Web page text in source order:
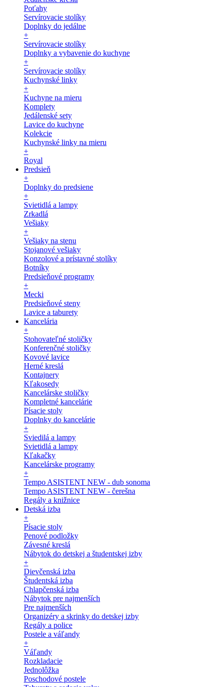
Poťahy
Servírovacie stolíky
Doplnky do jedálne
+
Servírovacie stolíky
Doplnky a vybavenie do kuchyne
+
Servírovacie stolíky
Kuchynské linky
+
Kuchyne na mieru
Komplety
Jedálenské sety
Lavice do kuchyne
Kolekcie
Kuchynské linky na mieru
+
Royal
Predsieň
+
Doplnky do predsiene
+
Svietidlá a lampy
Zrkadlá
Vešiaky
+
Vešiaky na stenu
Stojanové vešiaky
Konzolové a prístavné stolíky
Botníky
Predsieňové programy
+
Mecki
Predsieňové steny
Lavice a taburety
Kancelária
+
Stohovateľné stoličky
Konferenčné stoličky
Kovové lavice
Herné kreslá
Kontajnery
Kľakosedy
Kancelárske stoličky
Kompletné kancelárie
Písacie stoly
Doplnky do kancelárie
+
Sviedilá a lampy
Svietidlá a lampy
Kľakačky
Kancelárske programy
+
Tempo ASISTENT NEW - dub sonoma
Tempo ASISTENT NEW - čerešna
Regály a knižnice
Detská izba
+
Písacie stoly
Penové podložky
Závesné kreslá
Nábytok do detskej a študentskej izby
+
Dievčenská izba
Študentská izba
Chlapčenská izba
Nábytok pre najmenších
Pre najmenších
Organizéry a skrinky do detskej izby
Regály a police
Postele a váľandy
+
Váľandy
Rozkladacie
Jednolôžka
Poschodové postele